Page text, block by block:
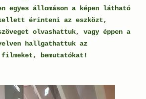
egyes állomáson a képen látható
kellett érinteni az eszközt,
olvashattuk, vagy éppen a
hallgathattuk az
bemutatókat!